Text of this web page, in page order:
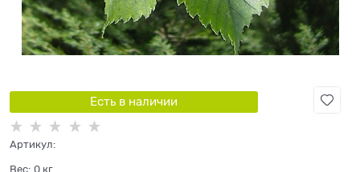
Есть в наличии
Артикул:
Вес: 0 кг.